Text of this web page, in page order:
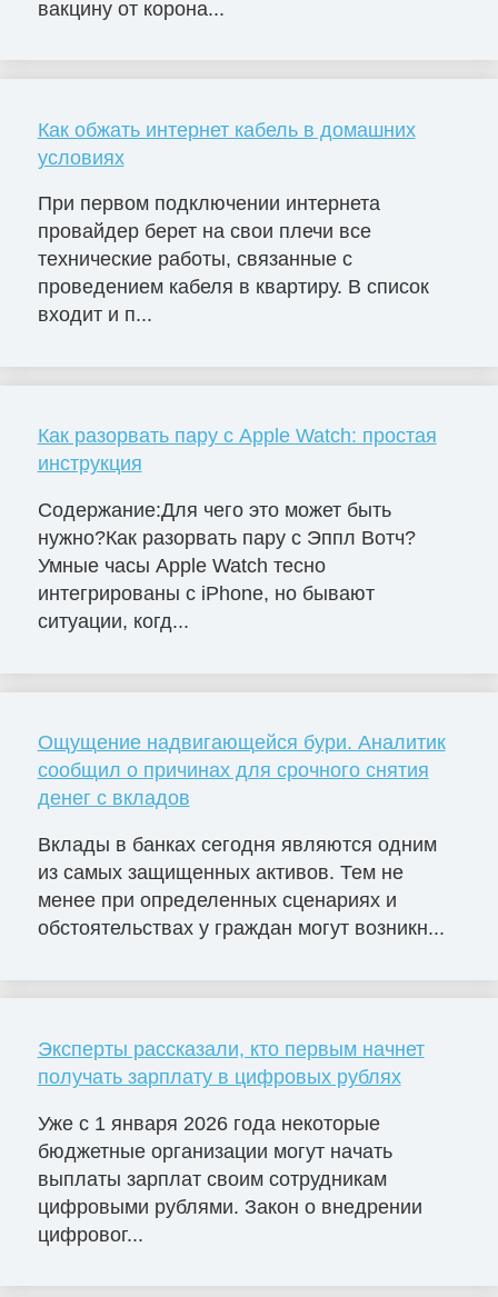
вакцину от корона...
Как обжать интернет кабель в домашних
условиях
При первом подключении интернета
провайдер берет на свои плечи все
технические работы, связанные с
проведением кабеля в квартиру. В список
входит и п...
Как разорвать пару с Apple Watch: простая
инструкция
Содержание:Для чего это может быть
нужно?Как разорвать пару с Эппл Вотч?
Умные часы Apple Watch тесно
интегрированы с iPhone, но бывают
ситуации, когд...
Ощущение надвигающейся бури. Аналитик
сообщил о причинах для срочного снятия
денег с вкладов
Вклады в банках сегодня являются одним
из самых защищенных активов. Тем не
менее при определенных сценариях и
обстоятельствах у граждан могут возникн...
Эксперты рассказали, кто первым начнет
получать зарплату в цифровых рублях
Уже с 1 января 2026 года некоторые
бюджетные организации могут начать
выплаты зарплат своим сотрудникам
цифровыми рублями. Закон о внедрении
цифровог...